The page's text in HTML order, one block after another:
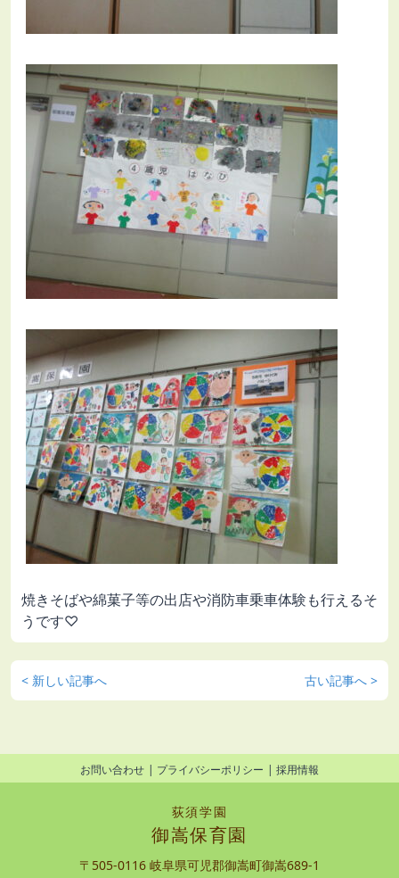
焼きそばや綿菓子等の出店や消防車乗車体験も行えるそ
うです♡
< 新しい記事へ 古い記事へ >
お問い合わせ プライバシーポリシー 採用情報
荻須学園
御嵩保育園
〒505-0116 岐阜県可児郡御嵩町御嵩689-1